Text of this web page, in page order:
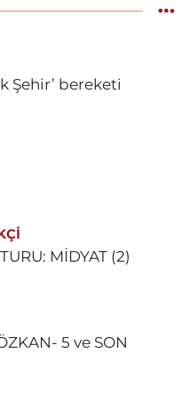
Şehir’ bereketi
MİDYAT (2)
Doktor Nihat ÖZKAN- 5 ve SON